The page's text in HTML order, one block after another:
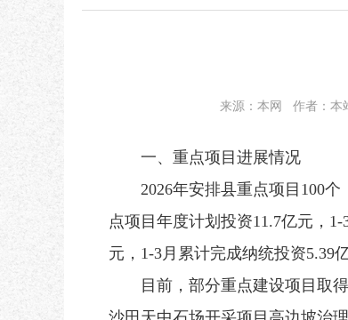
来源：本网 作者：本
一、重点项目进展情况
2026年安排县重点项目100个
点项目年度计划投资11.7亿元，
元，1-3月累计完成纳统投资5.39
目前，部分重点建设项目取得